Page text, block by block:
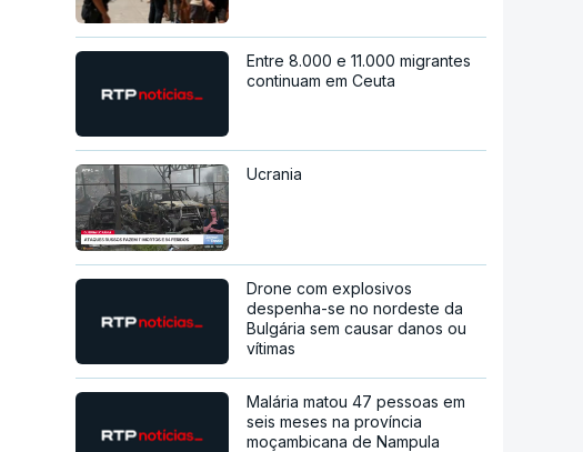
Entre 8.000 e 11.000 migrantes
continuam em Ceuta
Ucrania
Drone com explosivos
despenha-se no nordeste da
Bulgária sem causar danos ou
vítimas
Malária matou 47 pessoas em
seis meses na província
moçambicana de Nampula